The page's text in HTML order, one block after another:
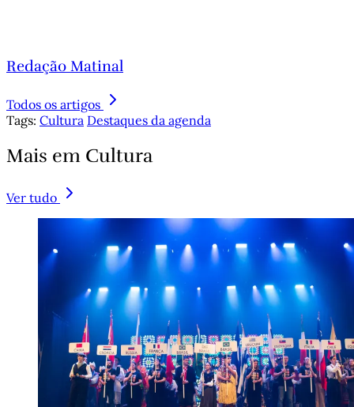
Redação Matinal
Todos os artigos
Tags: Cultura Destaques da agenda
Mais em Cultura
Ver tudo